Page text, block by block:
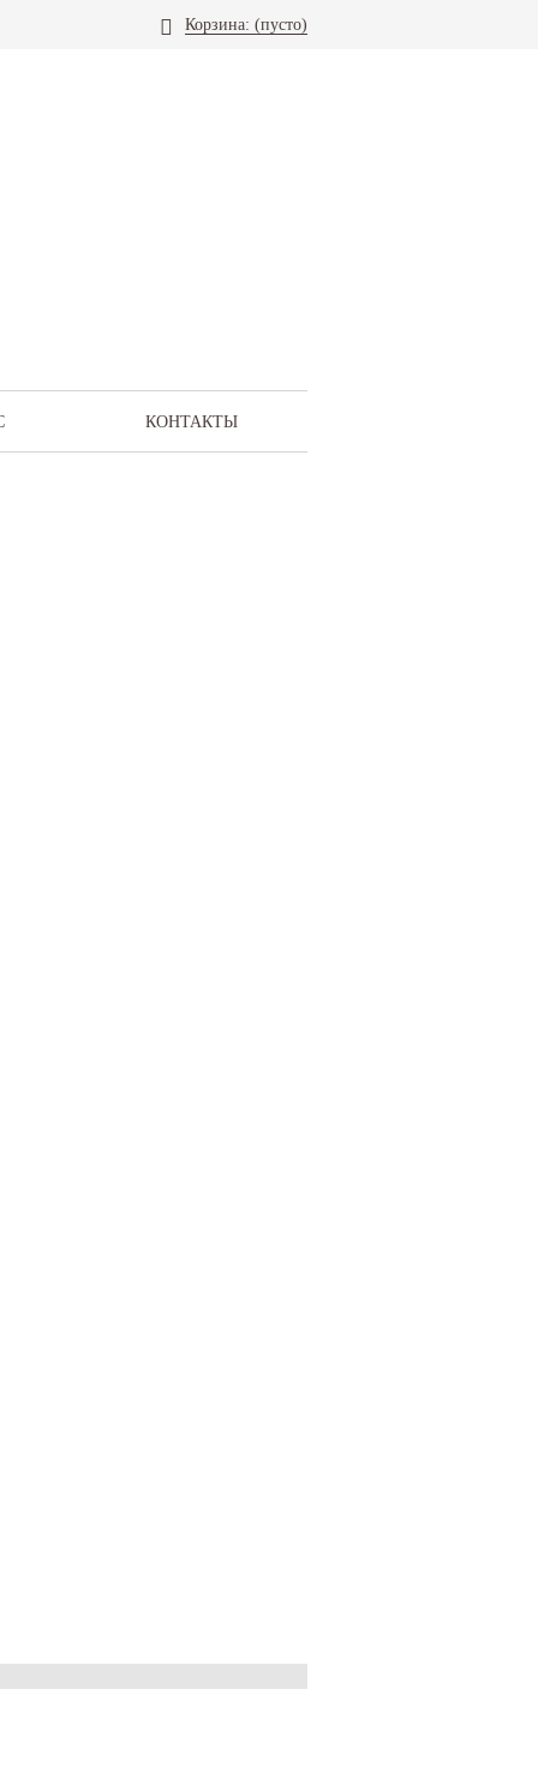
Корзина: (пусто)
КОНТАКТЫ